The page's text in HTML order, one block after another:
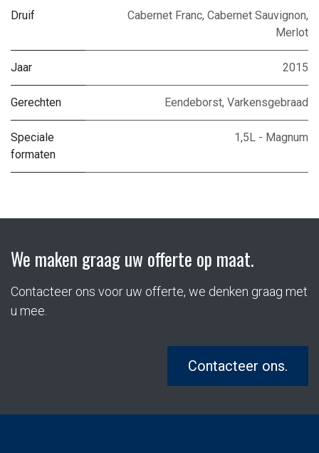
Druif Cabernet Franc, Cabernet Sauvignon,
Merlot
Jaar 2015
Gerechten Eendeborst, Varkensgebraad
Speciale
formaten
1,5L - Magnum
We maken graag uw offerte op maat.
Contacteer ons voor uw offerte, we denken graag met
u mee.
Contacteer ons.